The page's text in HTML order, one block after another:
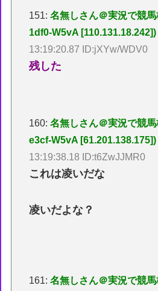
151:名無しさん＠実況で競馬
1df0-W5vA [110.131.18.242])
13:19:20.87 ID:jXYw/WDV0
残した
160:名無しさん＠実況で競馬
e3cf-W5vA [61.201.138.175])
13:19:38.18 ID:t6ZwJJMR0
これは凌いだな
凌いだよな？
161:名無しさん＠実況で競馬